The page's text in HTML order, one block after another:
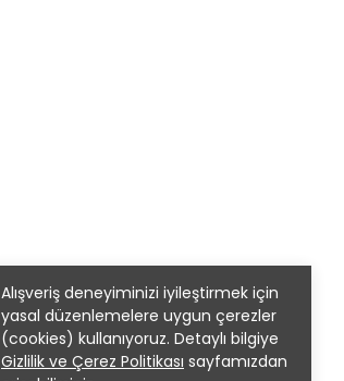
Alışveriş deneyiminizi iyileştirmek için
yasal düzenlemelere uygun çerezler
(cookies) kullanıyoruz. Detaylı bilgiye
Gizlilik ve Çerez Politikası sayfamızdan